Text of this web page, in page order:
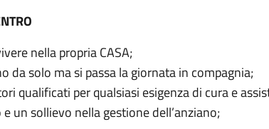
nella propria CASA;
da solo ma si passa la giornata in compagnia;
qualificati per qualsiasi esigenza di cura e
un sollievo nella gestione dell’anziano;